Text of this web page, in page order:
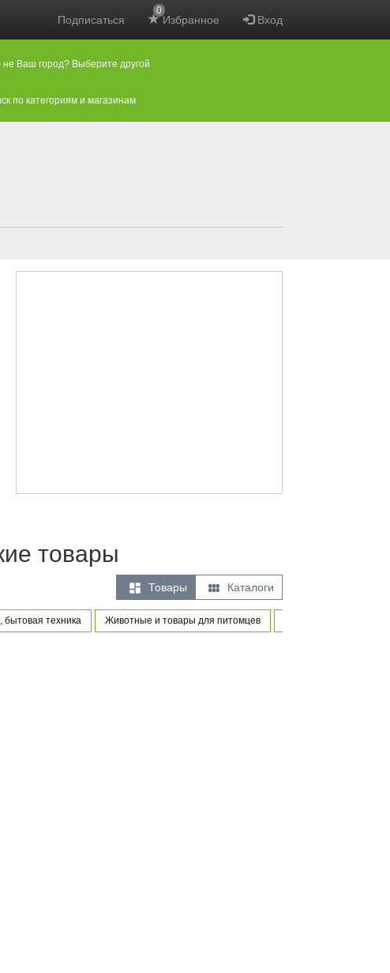
Подписаться Избранное
0
Вход
не Ваш город? Выберите другой
по категориям и магазинам
товары
 Товары  Каталоги
бытовая техника Животные и товары для питомцев